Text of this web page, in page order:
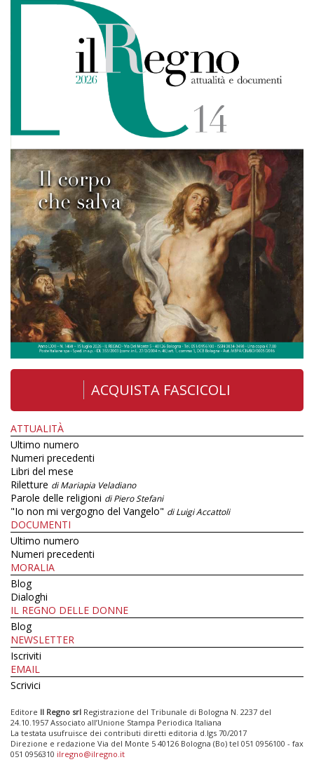
ACQUISTA FASCICOLI
ATTUALITÀ
Ultimo numero
Numeri precedenti
Libri del mese
Riletture di Mariapia Veladiano
Parole delle religioni di Piero Stefani
"Io non mi vergogno del Vangelo" di Luigi Accattoli
DOCUMENTI
Ultimo numero
Numeri precedenti
MORALIA
Blog
Dialoghi
IL REGNO DELLE DONNE
Blog
NEWSLETTER
Iscriviti
EMAIL
Scrivici
Editore Il Regno srl Registrazione del Tribunale di Bologna N. 2237 del
24.10.1957 Associato all’Unione Stampa Periodica Italiana
La testata usufruisce dei contributi diretti editoria d.lgs 70/2017
Direzione e redazione Via del Monte 5 40126 Bologna (Bo) tel 051 0956100 - fax
051 0956310 ilregno@ilregno.it